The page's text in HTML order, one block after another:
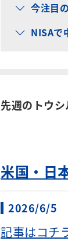
今注目
NISAで
先週のトウ
米国・日
2026/6/5
記事はコチ